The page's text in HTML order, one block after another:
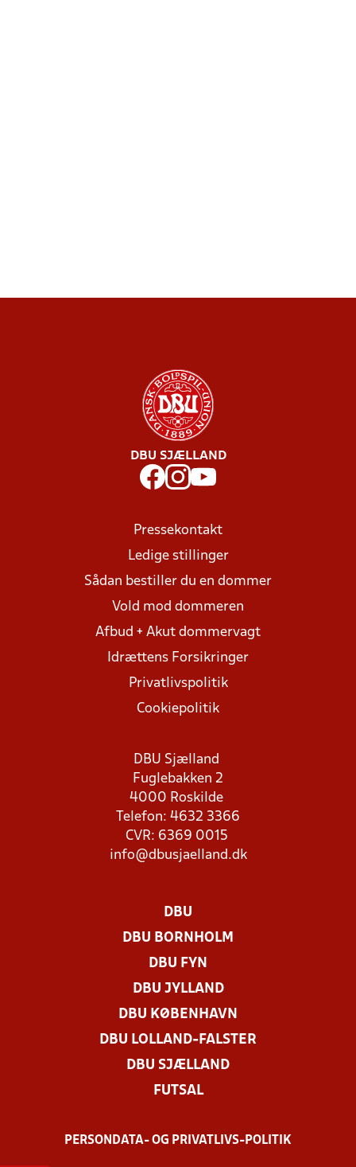
DBU SJÆLLAND
Pressekontakt
Ledige stillinger
Sådan bestiller du en dommer
Vold mod dommeren
Afbud + Akut dommervagt
Idrættens Forsikringer
Privatlivspolitik
Cookiepolitik
DBU Sjælland
Fuglebakken 2
4000 Roskilde
Telefon: 4632 3366
CVR: 6369 0015
info@dbusjaelland.dk
DBU
DBU BORNHOLM
DBU FYN
DBU JYLLAND
DBU KØBENHAVN
DBU LOLLAND-FALSTER
DBU SJÆLLAND
FUTSAL
PERSONDATA- OG PRIVATLIVS-POLITIK